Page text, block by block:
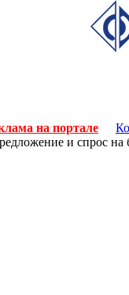
на портале
и спрос